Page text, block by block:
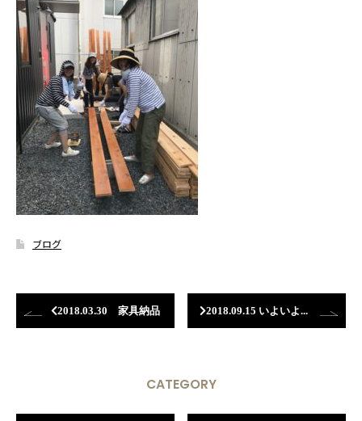
ブログ
2018.03.30 家具納品 2018.09.15 いよいよオープン！
CATEGORY